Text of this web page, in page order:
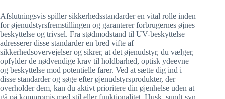
Afslutningsvis spiller sikkerhedsstandarder en vital rolle inden
for øjenudstyrsfremstillingen og garanterer forbrugernes øjnes
beskyttelse og trivsel. Fra stødmodstand til UV-beskyttelse
adresserer disse standarder en bred vifte af
sikkerhedsovervejelser og sikrer, at det øjenudstyr, du vælger,
opfylder de nødvendige krav til holdbarhed, optisk ydeevne
og beskyttelse mod potentielle farer. Ved at sætte dig ind i
disse standarder og søge efter øjenudstyrsprodukter, der
overholder dem, kan du aktivt prioritere din øjenhelse uden at
gå på kompromis med stil eller funktionalitet. Husk, sundt syn